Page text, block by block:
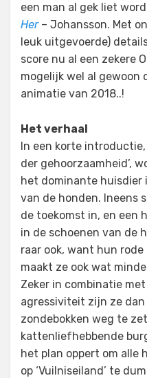
een man al gek liet
Her– Johansson. Met
leuk uitgevoerde)
score nu al een zekere
mogelijk wel al gewoon
animatie van 2018..!
Het verhaal
In een korte
der gehoorzaamheid’,
het dominante huisdier
van de honden. Ineens
de toekomst in, en een
in de schoenen van de
raar ook, want hun
maakt ze ook wat
Zeker in combinatie
agressiviteit zijn ze dan
zondebokken weg te
kattenliefhebbende
het plan oppert om alle
op ‘Vuilniseiland’ te